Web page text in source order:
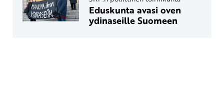
Eduskunta avasi oven
ydinaseille Suomeen